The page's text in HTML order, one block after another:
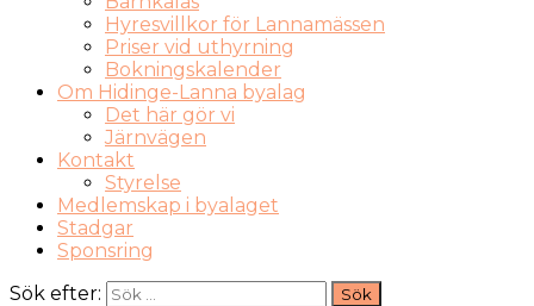
Hyresvillkor för Lannamässen
Priser vid uthyrning
Bokningskalender
Om Hidinge-Lanna byalag
Det här gör vi
Järnvägen
Kontakt
Styrelse
Medlemskap i byalaget
Stadgar
Sponsring
Sök efter: